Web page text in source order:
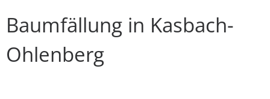
Baumfällung in Kasbach-
Ohlenberg